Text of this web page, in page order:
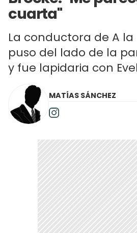
cuarta"
La conductora de A la
puso del lado de la
y fue lapidaria con
MATÍAS SÁNCHEZ